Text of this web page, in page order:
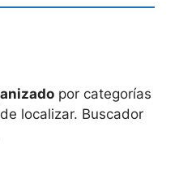
por categorías
localizar. Buscador